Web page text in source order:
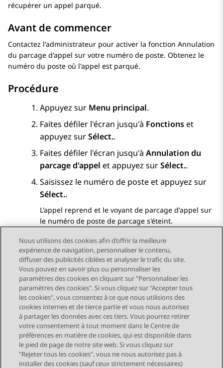
récupérer un appel parqué.
Avant de commencer
Contactez l'administrateur pour activer la fonction Annulation
du parcage d'appel sur votre numéro de poste. Obtenez le
numéro du poste où l'appel est parqué.
Procédure
Appuyez sur Menu principal.
Faites défiler l'écran jusqu'à Fonctionset
appuyez surSélect..
Faites défiler l'écran jusqu'à Annulation du
parcage d'appel et appuyez surSélect..
Saisissez le numéro de poste et appuyez sur
Sélect..
L'appel reprend et le voyant de parcage d'appel sur
le numéro de poste de parcage s'éteint.
Send Feedback
Navigation par sujet
Sujet précédent Sujet suivant
STAY CONNECTED
Nous utilisons des cookies afin d’offrir la meilleure
expérience de navigation, personnaliser le contenu,
diffuser des publicités ciblées et analyser le trafic du site.
Vous pouvez en savoir plus ou personnaliser les
paramètres des cookies en cliquant sur "Personnaliser les
paramètres des cookies". Si vous cliquez sur "Accepter tous
les cookies", vous consentez à ce que nous utilisions des
cookies internes et de tierce partie et vous nous autorisez
à partager les données avec ces tiers. Vous pourrez retirer
votre consentement à tout moment dans le Centre de
préférences en matière de cookies, qui est disponible dans
le pied de page de notre site web. Si vous cliquez sur
"Rejeter tous les cookies", vous ne nous autorisez pas à
installer des cookies (sauf ceux strictement nécessaires)